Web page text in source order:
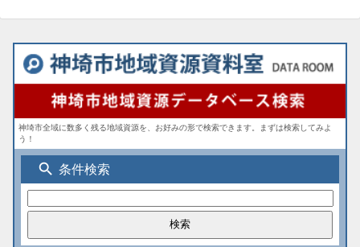
神埼市全域に数多く残る地域資源を、お好みの形で検索できます。まずは検索してみよ
う！
search 条件検索